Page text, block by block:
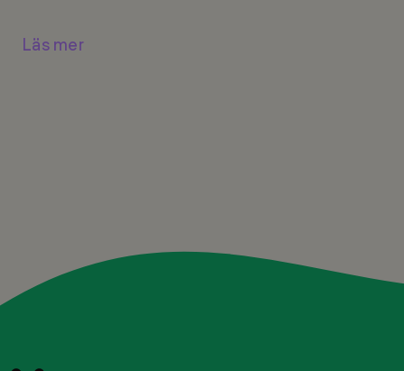
Läs mer